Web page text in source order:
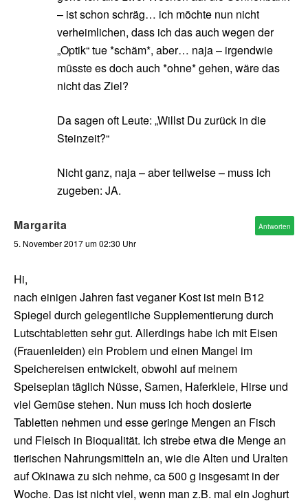
– ist schon schräg… ich möchte nun nicht
verheimlichen, dass ich das auch wegen der
„Optik“ tue *schäm*, aber… naja – irgendwie
müsste es doch auch *ohne* gehen, wäre das
nicht das Ziel?
Da sagen oft Leute: „Willst Du zurück in die
Steinzeit?“
Nicht ganz, naja – aber teilweise – muss ich
zugeben: JA.
Margarita
5. November 2017 um 02:30 Uhr
Hi,
nach einigen Jahren fast veganer Kost ist mein B12
Spiegel durch gelegentliche Supplementierung durch
Lutschtabletten sehr gut. Allerdings habe ich mit Eisen
(Frauenleiden) ein Problem und einen Mangel im
Speichereisen entwickelt, obwohl auf meinem
Speiseplan täglich Nüsse, Samen, Haferkleie, Hirse und
viel Gemüse stehen. Nun muss ich hoch dosierte
Tabletten nehmen und esse geringe Mengen an Fisch
und Fleisch in Bioqualität. Ich strebe etwa die Menge an
tierischen Nahrungsmitteln an, wie die Alten und Uralten
auf Okinawa zu sich nehme, ca 500 g insgesamt in der
Woche. Das ist nicht viel, wenn man z.B. mal ein Joghurt
Antworten